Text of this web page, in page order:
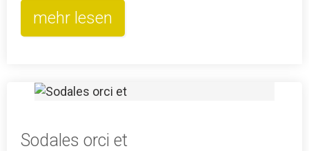
mehr lesen
Sodales orci et